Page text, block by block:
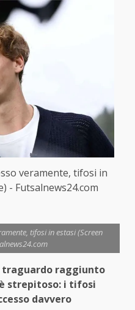
veramente, tifosi in
- Futsalnews24.com
tifosi in estasi (Screen
traguardo raggiunto
strepitoso: i tifosi
davvero